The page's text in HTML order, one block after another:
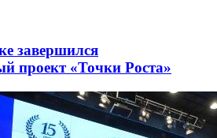
завершился
проект «Точки Роста»